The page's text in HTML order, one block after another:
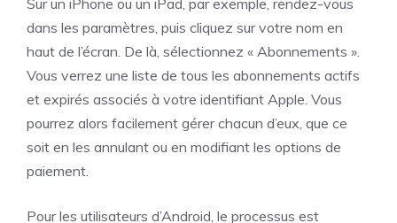
Sur un iPhone ou un iPad, par exemple, rendez-vous
dans les paramètres, puis cliquez sur votre nom en
haut de l’écran. De là, sélectionnez « Abonnements ».
Vous verrez une liste de tous les abonnements actifs
et expirés associés à votre identifiant Apple. Vous
pourrez alors facilement gérer chacun d’eux, que ce
soit en les annulant ou en modifiant les options de
paiement.
Pour les utilisateurs d’Android, le processus est